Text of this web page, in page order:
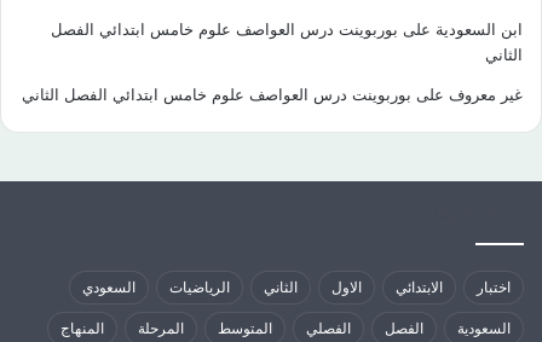
ابن السعودية على بوربوينت درس العواصف علوم خامس ابتدائي الفصل
الثاني
غير معروف على بوربوينت درس العواصف علوم خامس ابتدائي الفصل الثاني
اختبار الابتدائي الاول الثاني الرياضيات السعودي
السعودية الفصل الفصلي المتوسط المرحلة المنهاج